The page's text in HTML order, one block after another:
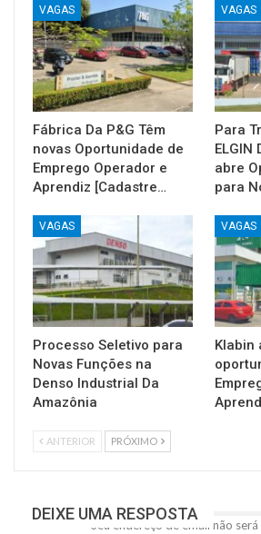
VAGAS
Fábrica Da P&G Têm
novas Oportunidade de
Emprego Operador e
Aprendiz [Cadastre…
VAGAS
Para
ELGIN
abre
para
VAGAS
Processo Seletivo para
Novas Funções na
Denso Industrial Da
Amazônia
VAGAS
Klabin
ANTERIOR PRÓXIMO
DEIXE UMA RESPOSTA
Seu endereço de email não